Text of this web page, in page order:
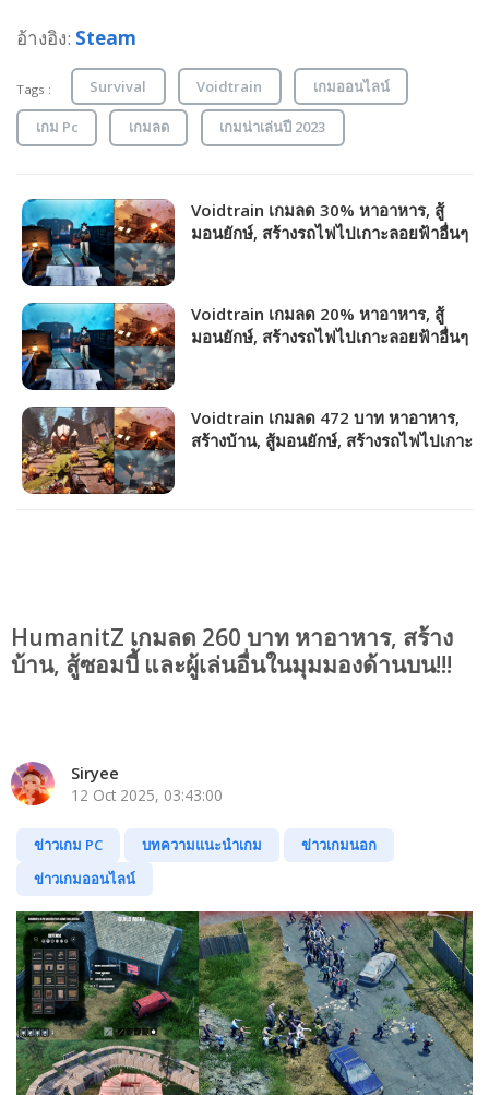
อ้างอิง: Steam
Tags : Survival Voidtrain เกมออนไลน์
เกม Pc เกมลด เกมน่าเล่นปี 2023
Voidtrain เกมลด 30% หาอาหาร, สู้
มอนยักษ์, สร้างรถไฟไปเกาะลอยฟ้าอื่นๆ
Voidtrain เกมลด 20% หาอาหาร, สู้
มอนยักษ์, สร้างรถไฟไปเกาะลอยฟ้าอื่นๆ
Voidtrain เกมลด 472 บาท หาอาหาร,
สร้างบ้าน, สู้มอนยักษ์, สร้างรถไฟไปเกาะ
HumanitZ เกมลด 260 บาท หาอาหาร, สร้าง
บ้าน, สู้ซอมบี้ และผู้เล่นอื่นในมุมมองด้านบน!!!
Siryee
12 Oct 2025, 03:43:00
ข่าวเกม PC บทความแนะนำเกม
ข่าวเกมนอก
ข่าวเกมออนไลน์